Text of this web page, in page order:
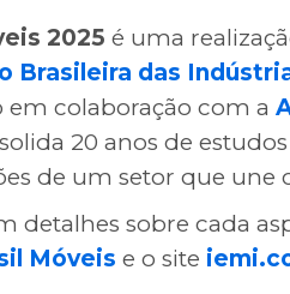
2025 é uma
Brasileira das
em colaboração com a
20 anos de
de um setor que
detalhes sobre cada
Móveis e o site